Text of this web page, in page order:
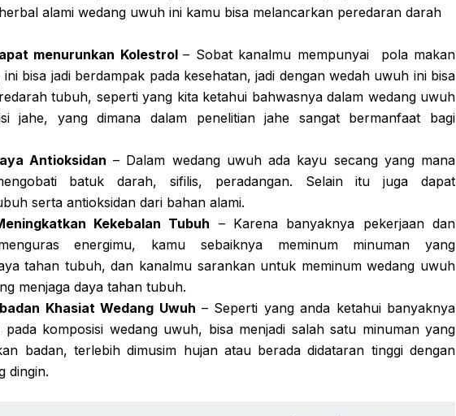
alami wedang uwuh ini kamu bisa melancarkan peredaran darah
menurunkan Kolestrol– Sobat kanalmu mempunyai pola makan
bisa jadi berdampak pada kesehatan, jadi dengan wedah uwuh ini bisa
tubuh, seperti yang kita ketahui bahwasnya dalam wedang uwuh
jahe, yang dimana dalam penelitian jahe sangat bermanfaat bagi
Antioksidan – Dalam wedang uwuh ada kayu secang yang mana
batuk darah, sifilis, peradangan. Selain itu juga dapat
serta antioksidan dari bahan alami.
Kekebalan Tubuh – Karena banyaknya pekerjaan dan
energimu, kamu sebaiknya meminum minuman yang
tahan tubuh, dan kanalmu sarankan untuk meminum wedang uwuh
menjaga daya tahan tubuh.
Khasiat Wedang Uwuh – Seperti yang anda ketahui banyaknya
komposisi wedang uwuh, bisa menjadi salah satu minuman yang
badan, terlebih dimusim hujan atau berada didataran tinggi dengan
dingin.